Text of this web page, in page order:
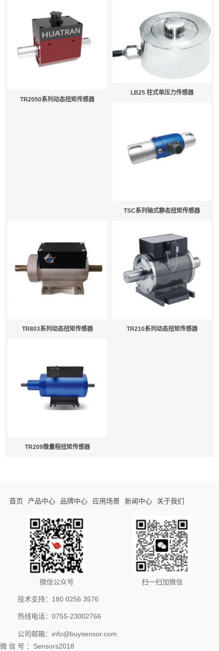
TR2050系列动态扭矩传感器
LB25 柱式单压力传感器
TSC系列轴式静态扭矩传感器
TR803系列动态扭矩传感器 TR210系列动态扭矩传感器
TR209微量程扭矩传感器
首页 产品中心 品牌中心 应用场景 新闻中心 关于我们
微信公众号 扫一扫加微信
技术支持：180 0256 3576
热线电话：0755-23002766
公司邮箱：info@buysensor.com
微 信 号 ：Sensors2018